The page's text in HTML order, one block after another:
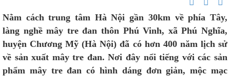
Nằm cách trung tâm Hà Nội gần 30km về phía Tây,
làng nghề mây tre đan thôn Phú Vinh, xã Phú Nghĩa,
huyện Chương Mỹ (Hà Nội) đã có hơn 400 năm lịch sử
về sản xuất mây tre đan. Nơi đây nổi tiếng với các sản
phẩm mây tre đan có hình dáng đơn giản, mộc mạc